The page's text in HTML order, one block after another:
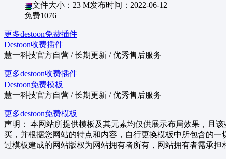
文件大小：23 M发布时间：2022-06-12
免费1076
更多destoon免费插件
Destoon收费插件
慧一科技官方自营 / 长期更新 / 优秀售后服务
更多destoon收费插件
Destoon免费模板
慧一科技官方自营 / 长期更新 / 优秀售后服务
更多destoon免费模板
声明：
本网站所提供模板及其元素均仅供展示布局效果，且
买，并根据您网站的特点和内容，自行更换模板中所包含的
过模板建成的网站版权为网站拥有者所有，网站拥有者需承担